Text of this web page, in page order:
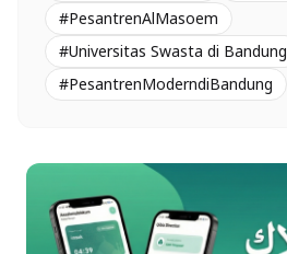
#PesantrenAlMasoem
#Universitas Swasta di Bandung
#PesantrenModerndiBandung